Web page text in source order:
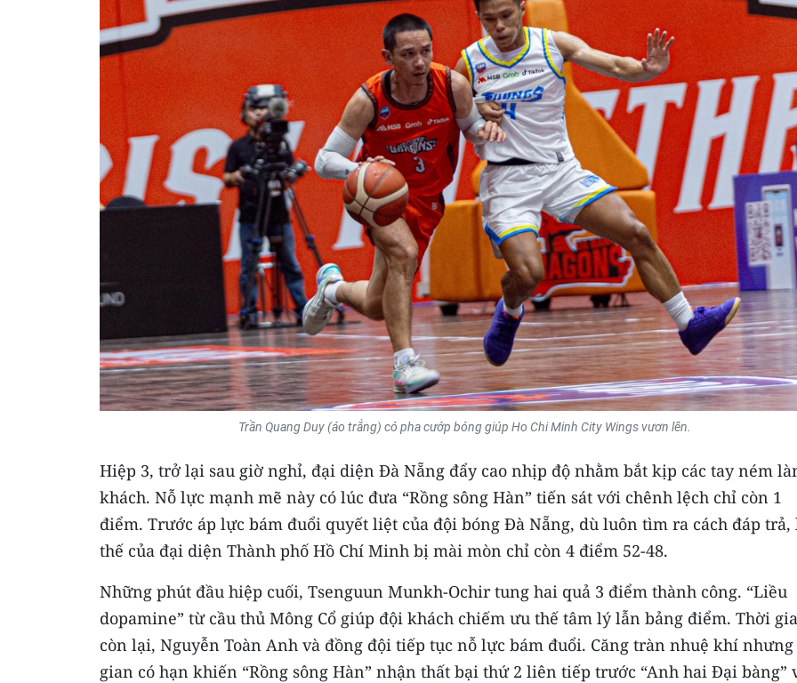
Trần Quang Duy (áo trắng) có pha cướp bóng giúp Ho Chi Minh City Wings vươn lên.
Hiệp 3, trở lại sau giờ nghỉ, đại diện Đà Nẵng đẩy cao nhịp độ nhằm bắt kịp các tay ném
khách. Nỗ lực mạnh mẽ này có lúc đưa “Rồng sông Hàn” tiến sát với chênh lệch chỉ còn 1
điểm. Trước áp lực bám đuổi quyết liệt của đội bóng Đà Nẵng, dù luôn tìm ra cách đáp
thế của đại diện Thành phố Hồ Chí Minh bị mài mòn chỉ còn 4 điểm 52-48.
Những phút đầu hiệp cuối, Tsenguun Munkh-Ochir tung hai quả 3 điểm thành công. “Liều
dopamine” từ cầu thủ Mông Cổ giúp đội khách chiếm ưu thế tâm lý lẫn bảng điểm. Thời
còn lại, Nguyễn Toàn Anh và đồng đội tiếp tục nỗ lực bám đuổi. Căng tràn nhuệ khí
gian có hạn khiến “Rồng sông Hàn” nhận thất bại thứ 2 liên tiếp trước “Anh hai Đại bàng”